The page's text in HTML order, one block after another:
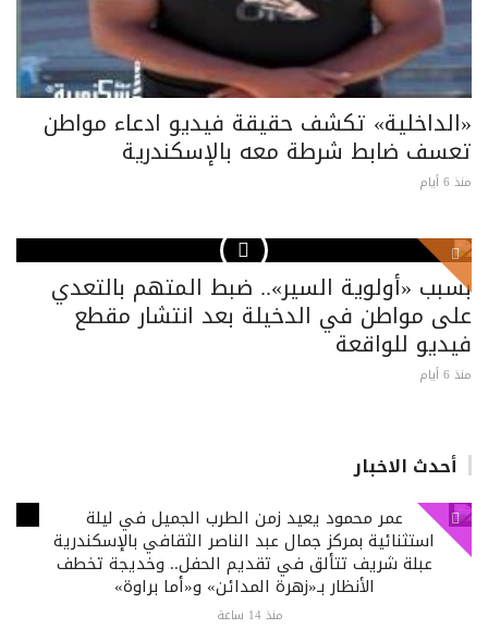
«الداخلية» تكشف حقيقة فيديو ادعاء مواطن
تعسف ضابط شرطة معه بالإسكندرية
منذ 6 أيام
بسبب «أولوية السير».. ضبط المتهم بالتعدي
على مواطن في الدخيلة بعد انتشار مقطع
فيديو للواقعة
منذ 6 أيام
أحدث الاخبار
عمر محمود يعيد زمن الطرب الجميل في ليلة
استثنائية بمركز جمال عبد الناصر الثقافي بالإسكندرية
عبلة شريف تتألق في تقديم الحفل.. وخديجة تخطف
الأنظار بـ«زهرة المدائن» و«أما براوة»
منذ 14 ساعة